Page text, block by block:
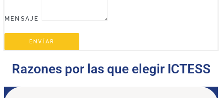
MENSAJE
ENVÍAR
Razones por las que elegir ICTESS